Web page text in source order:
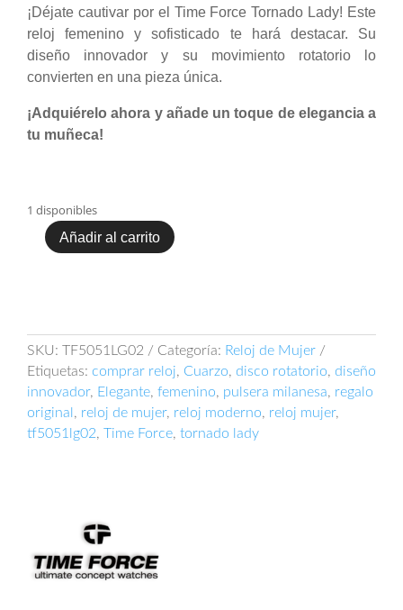
¡Déjate cautivar por el Time Force Tornado Lady! Este
reloj femenino y sofisticado te hará destacar. Su
diseño innovador y su movimiento rotatorio lo
convierten en una pieza única.
¡Adquiérelo ahora y añade un toque de elegancia a
tu muñeca!
1 disponibles
Time
02
cantidad
Añadir al carrito
SKU: TF5051LG02 Categoría: Reloj de Mujer
Etiquetas: comprar reloj, Cuarzo, disco rotatorio, diseño
innovador, Elegante, femenino, pulsera milanesa, regalo
original , reloj de mujer, reloj moderno, reloj mujer,
tf5051lg02, Time Force, tornado lady